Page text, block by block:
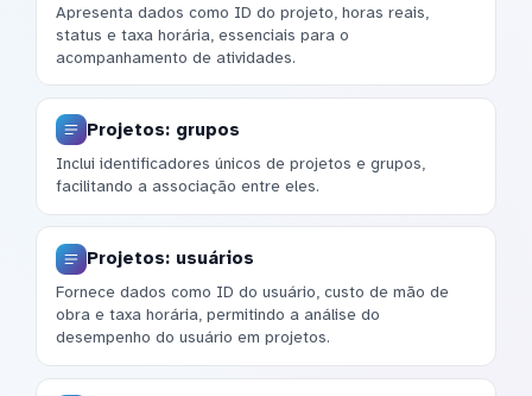
Apresenta dados como ID do projeto, horas reais,
status e taxa horária, essenciais para o
acompanhamento de atividades.
Projetos: grupos
Inclui identificadores únicos de projetos e grupos,
facilitando a associação entre eles.
Projetos: usuários
Fornece dados como ID do usuário, custo de mão de
obra e taxa horária, permitindo a análise do
desempenho do usuário em projetos.